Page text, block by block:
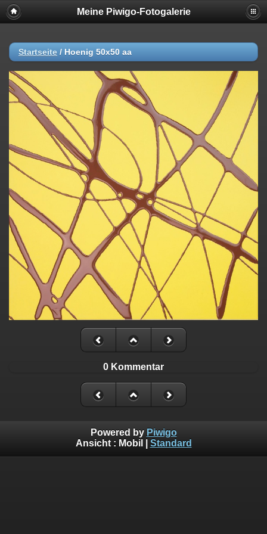
Meine Piwigo-Fotogalerie
Startseite / Hoenig 50x50 aa
0 Kommentar
Powered by Piwigo
Ansicht : Mobil Standard